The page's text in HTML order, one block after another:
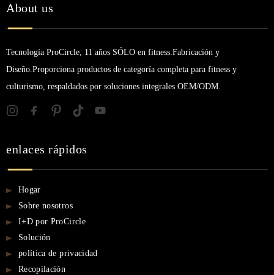
About us
Tecnología ProCircle, 11 años SÓLO en fitness.Fabricación y
Diseño.Proporciona productos de categoría completa para fitness y
culturismo, respaldados por soluciones integrales OEM/ODM.
enlaces rápidos
Hogar
Sobre nosotros
I+D por ProCircle
Solución
política de privacidad
Recopilación